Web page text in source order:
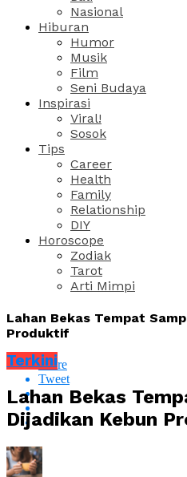
Nasional
Hiburan
Humor
Musik
Film
Seni Budaya
Inspirasi
Viral!
Sosok
Tips
Career
Health
Family
Relationship
DIY
Horoscope
Zodiak
Tarot
Arti Mimpi
Lahan Bekas Tempat
Produktif
Share
Tweet
Terkini
Lahan Bekas
Dijadikan Kebun